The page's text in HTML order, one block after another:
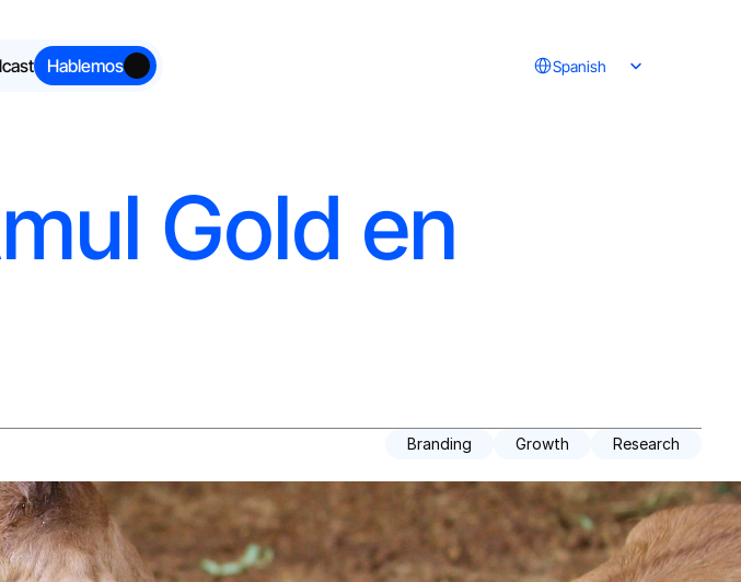
Hablemos Spanish
Gold en
Branding Growth Research